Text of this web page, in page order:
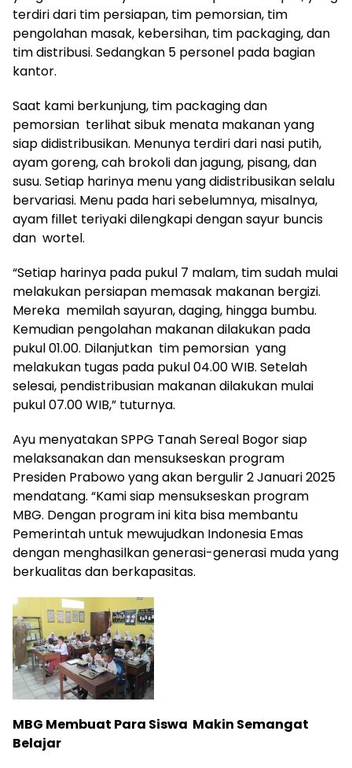
terdiri dari tim persiapan, tim pemorsian, tim
pengolahan masak, kebersihan, tim packaging, dan
tim distribusi. Sedangkan 5 personel pada bagian
kantor.
Saat kami berkunjung, tim packaging dan
pemorsian terlihat sibuk menata makanan yang
siap didistribusikan. Menunya terdiri dari nasi putih,
ayam goreng, cah brokoli dan jagung, pisang, dan
susu. Setiap harinya menu yang didistribusikan selalu
bervariasi. Menu pada hari sebelumnya, misalnya,
ayam fillet teriyaki dilengkapi dengan sayur buncis
dan wortel.
“Setiap harinya pada pukul 7 malam, tim sudah mulai
melakukan persiapan memasak makanan bergizi.
Mereka memilah sayuran, daging, hingga bumbu.
Kemudian pengolahan makanan dilakukan pada
pukul 01.00. Dilanjutkan tim pemorsian yang
melakukan tugas pada pukul 04.00 WIB. Setelah
selesai, pendistribusian makanan dilakukan mulai
pukul 07.00 WIB,” tuturnya.
Ayu menyatakan SPPG Tanah Sereal Bogor siap
melaksanakan dan mensukseskan program
Presiden Prabowo yang akan bergulir 2 Januari 2025
mendatang. “Kami siap mensukseskan program
MBG. Dengan program ini kita bisa membantu
Pemerintah untuk mewujudkan Indonesia Emas
dengan menghasilkan generasi-generasi muda yang
berkualitas dan berkapasitas.
MBG Membuat Para Siswa Makin Semangat
Belajar